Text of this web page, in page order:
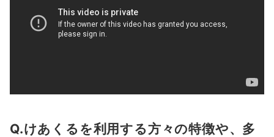
Q.けあくるを利用する方々の特徴や、多